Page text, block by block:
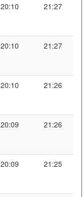
20:10 21:27
20:10 21:27
20:10 21:26
20:09 21:26
20:09 21:25